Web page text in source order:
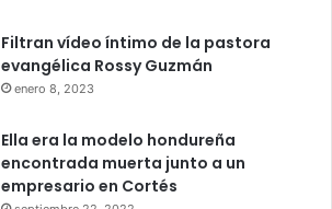
Filtran vídeo íntimo de la pastora
evangélica Rossy Guzmán
enero 8, 2023
Ella era la modelo hondureña
encontrada muerta junto a un
empresario en Cortés